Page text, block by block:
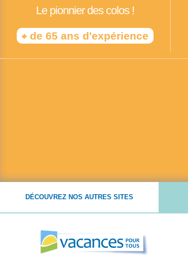
Le pionnier des colos !
+ de 65 ans d'expérience
DÉCOUVREZ NOS AUTRES SITES